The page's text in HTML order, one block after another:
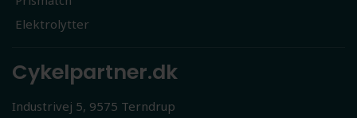
Elektrolytter
Cykelpartner.dk
Industrivej 5, 9575 Terndrup